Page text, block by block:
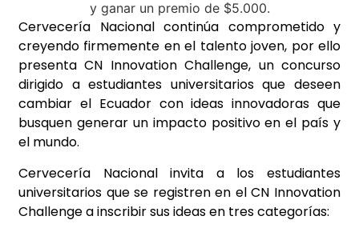
Cervecería Nacional continúa comprometido y
creyendo firmemente en el talento joven, por ello
presenta CN Innovation Challenge, un concurso
dirigido a estudiantes universitarios que deseen
cambiar el Ecuador con ideas innovadoras que
busquen generar un impacto positivo en el país y
el mundo.
Cervecería Nacional invita a los estudiantes
universitarios que se registren en el CN Innovation
Challenge a inscribir sus ideas en tres categorías: